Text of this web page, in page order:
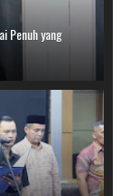
Penuh yang